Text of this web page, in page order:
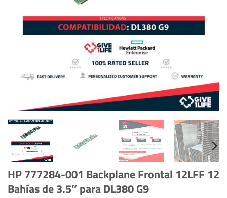
HP 777284-001 Backplane Frontal 12LFF 12
Bahías de 3.5″ para DL380 G9